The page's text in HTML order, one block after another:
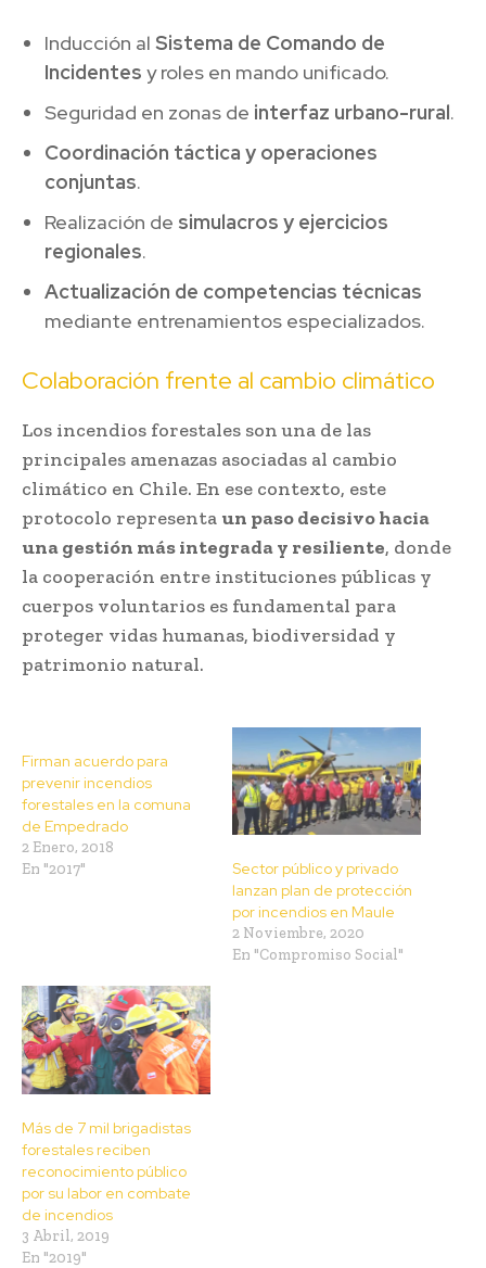
Inducción al Sistema de Comando de
Incidentes y roles en mando unificado.
Seguridad en zonas de interfaz urbano-rural.
Coordinación táctica y operaciones
conjuntas.
Realización de simulacros y ejercicios
regionales.
Actualización de competencias técnicas
mediante entrenamientos especializados.
Colaboración frente al cambio climático
Los incendios forestales son una de las
principales amenazas asociadas al cambio
climático en Chile. En ese contexto, este
protocolo representa un paso decisivo hacia
una gestión más integrada y resiliente, donde
la cooperación entre instituciones públicas y
cuerpos voluntarios es fundamental para
proteger vidas humanas, biodiversidad y
patrimonio natural.
Firman acuerdo para
prevenir incendios
forestales en la comuna
de Empedrado
2 Enero, 2018
En "2017"
Sector público y privado
lanzan plan de protección
por incendios en Maule
2 Noviembre, 2020
En "Compromiso Social"
Más de 7 mil brigadistas
forestales reciben
reconocimiento público
por su labor en combate
de incendios
3 Abril, 2019
En "2019"